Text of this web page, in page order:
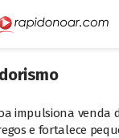
impulsiona venda
e fortalece